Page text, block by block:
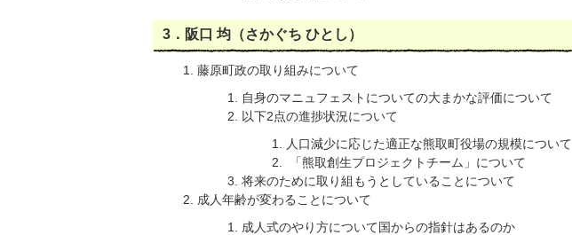
3．阪口 均（さかぐち ひとし）
藤原町政の取り組みについて
自身のマニュフェストについての大まかな評価について
以下2点の進捗状況について
人口減少に応じた適正な熊取町役場の規模について
「熊取創生プロジェクトチーム」について
将来のために取り組もうとしていることについて
成人年齢が変わることについて
成人式のやり方について国からの指針はあるのか